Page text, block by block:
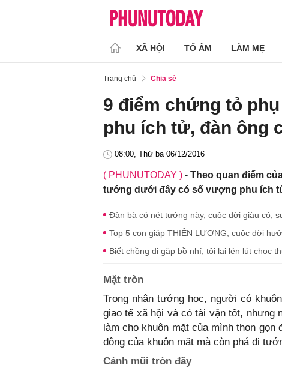
XÃ HỘI TỔ ẤM LÀM MẸ
Trang chủ Chia sẻ
9 điểm chứng tỏ
phu ích tử, đàn
08:00, Thứ ba 06/12/2016
( PHUNUTODAY ) - Theo quan điểm
tướng dưới đây có số vượng phu ích
Đàn bà có nét tướng này, cuộc đời giàu có,
Top 5 con giáp THIỆN LƯƠNG, cuộc đời
Biết chồng đi gặp bồ nhí, tôi lại lén lút chọc
Mặt tròn
Trong nhân tướng học, người có
giao tế xã hội và có tài vận tốt, nhưng
làm cho khuôn mặt của mình thon
động của khuôn mặt mà còn phá đi
Cánh mũi tròn đầy